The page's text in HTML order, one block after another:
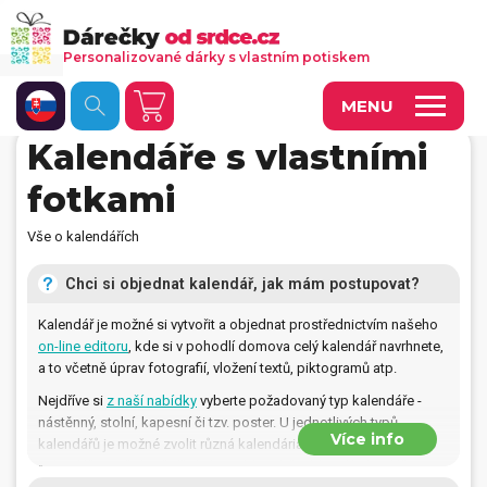
MENU
Fotoobrazy a dekorace
Kalendáře s vlastními fotkami
Hrnečky a keramika
Přívěsky, dog tagy, odznaky
Personalizované dárky s vlastním potiskem
Kalendáře s vlastními
fotkami
Vše o kalendářích
Chci si objednat kalendář, jak mám postupovat?
Kalendář je možné si vytvořit a objednat prostřednictvím našeho
on-line editoru, kde si v pohodlí domova celý kalendář navrhnete,
a to včetně úprav fotografií, vložení textů, piktogramů atp.
Nejdříve si z naší nabídky vyberte požadovaný typ kalendáře -
nástěnný, stolní, kapesní či tzv. poster. U jednotlivých typů
kalendářů je možné zvolit různá kalendária vhodná pro tento typ
kalendáře - roční, měsíční, dvoutýdenní, či týdenní kalendář.
Více info